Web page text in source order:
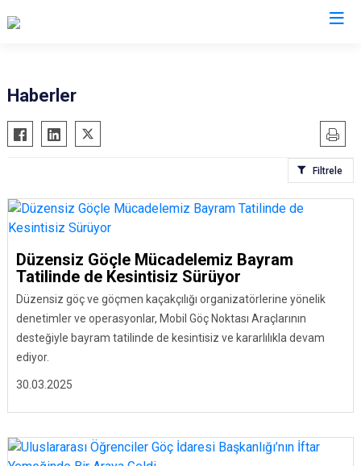
Haberler
Filtrele
30.03.2025
Düzensiz Göçle Mücadelemiz Bayram
Tatilinde de Kesintisiz Sürüyor
Düzensiz göç ve göçmen kaçakçılığı organizatörlerine yönelik
denetimler ve operasyonlar, Mobil Göç Noktası Araçlarının
desteğiyle bayram tatilinde de kesintisiz ve kararlılıkla devam
ediyor.